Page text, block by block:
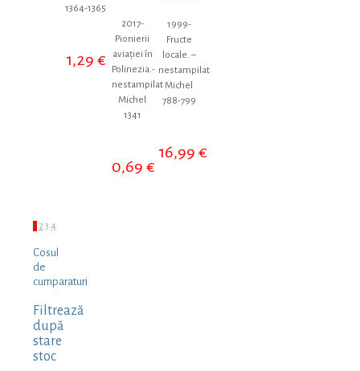
1364-1365
1,29 €
2017-
Pionierii
aviației în
Polinezia.-
nestampilat
Michel
1341
0,69 €
1999-
Fructe
locale. –
nestampilat
Michel
788-799
16,99 €
1 23 4
Cosul
de
cumparaturi
Filtrează
după
stare
stoc